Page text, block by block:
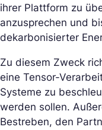
ihrer Plattform zu
anzusprechen und
dekarbonisierter
Zu diesem Zweck
eine Tensor-
Systeme zu
werden sollen.
Bestreben, den